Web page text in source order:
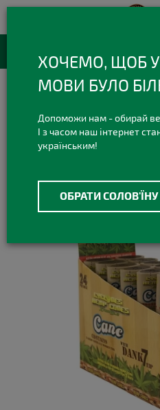
Бланты Cyclones Xtra Hemp Cane
ХОЧЕМО, ЩОБ
МОВИ БУЛО
Допоможи нам - обирай
І з часом наш інтернет
українським!
ОБРАТИ СОЛОВ'ЇНУ